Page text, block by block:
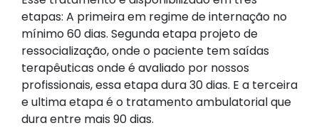
etapas: A primeira em regime de internação no
mínimo 60 dias. Segunda etapa projeto de
ressocialização, onde o paciente tem saídas
terapêuticas onde é avaliado por nossos
profissionais, essa etapa dura 30 dias. E a terceira
e ultima etapa é o tratamento ambulatorial que
dura entre mais 90 dias.